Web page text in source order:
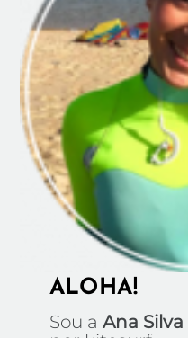
ALOHA!
Sou a Ana Silva